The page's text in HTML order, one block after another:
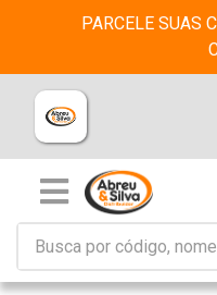
PARCELE SUAS